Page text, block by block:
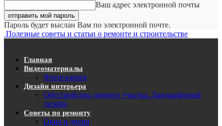
Ваш адрес электронной почты
Пароль будет выслан Вам по электронной почте.
Полезные советы и статьи о ремонте и строительстве
Главная
Видеоматериалы
Фотогалерея
Дизайн интерьера
Обустройство дачного участка. Ландшафтный
дизайн
Советы по ремонту
Окна и двери